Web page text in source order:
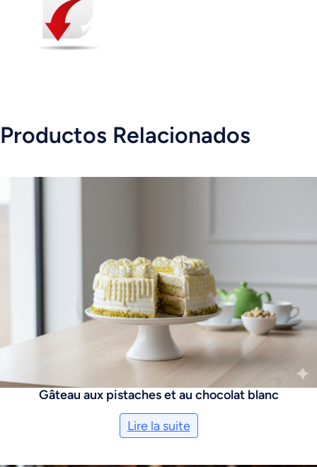
Productos Relacionados
Gâteau aux pistaches et au chocolat blanc
Lire la suite